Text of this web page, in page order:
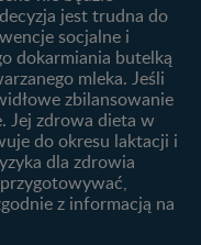
dietę
jest trudna do
socjalne i
dokarmiania butelką
mleka. Jeśli
zbilansowanie
Jej zdrowa dieta w
do okresu laktacji i
dla zdrowia
z informacją na